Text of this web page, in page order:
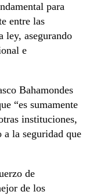
para
entre las
ley, asegurando
e
Bahamondes
“es sumamente
instituciones,
a la seguridad que
de
de los